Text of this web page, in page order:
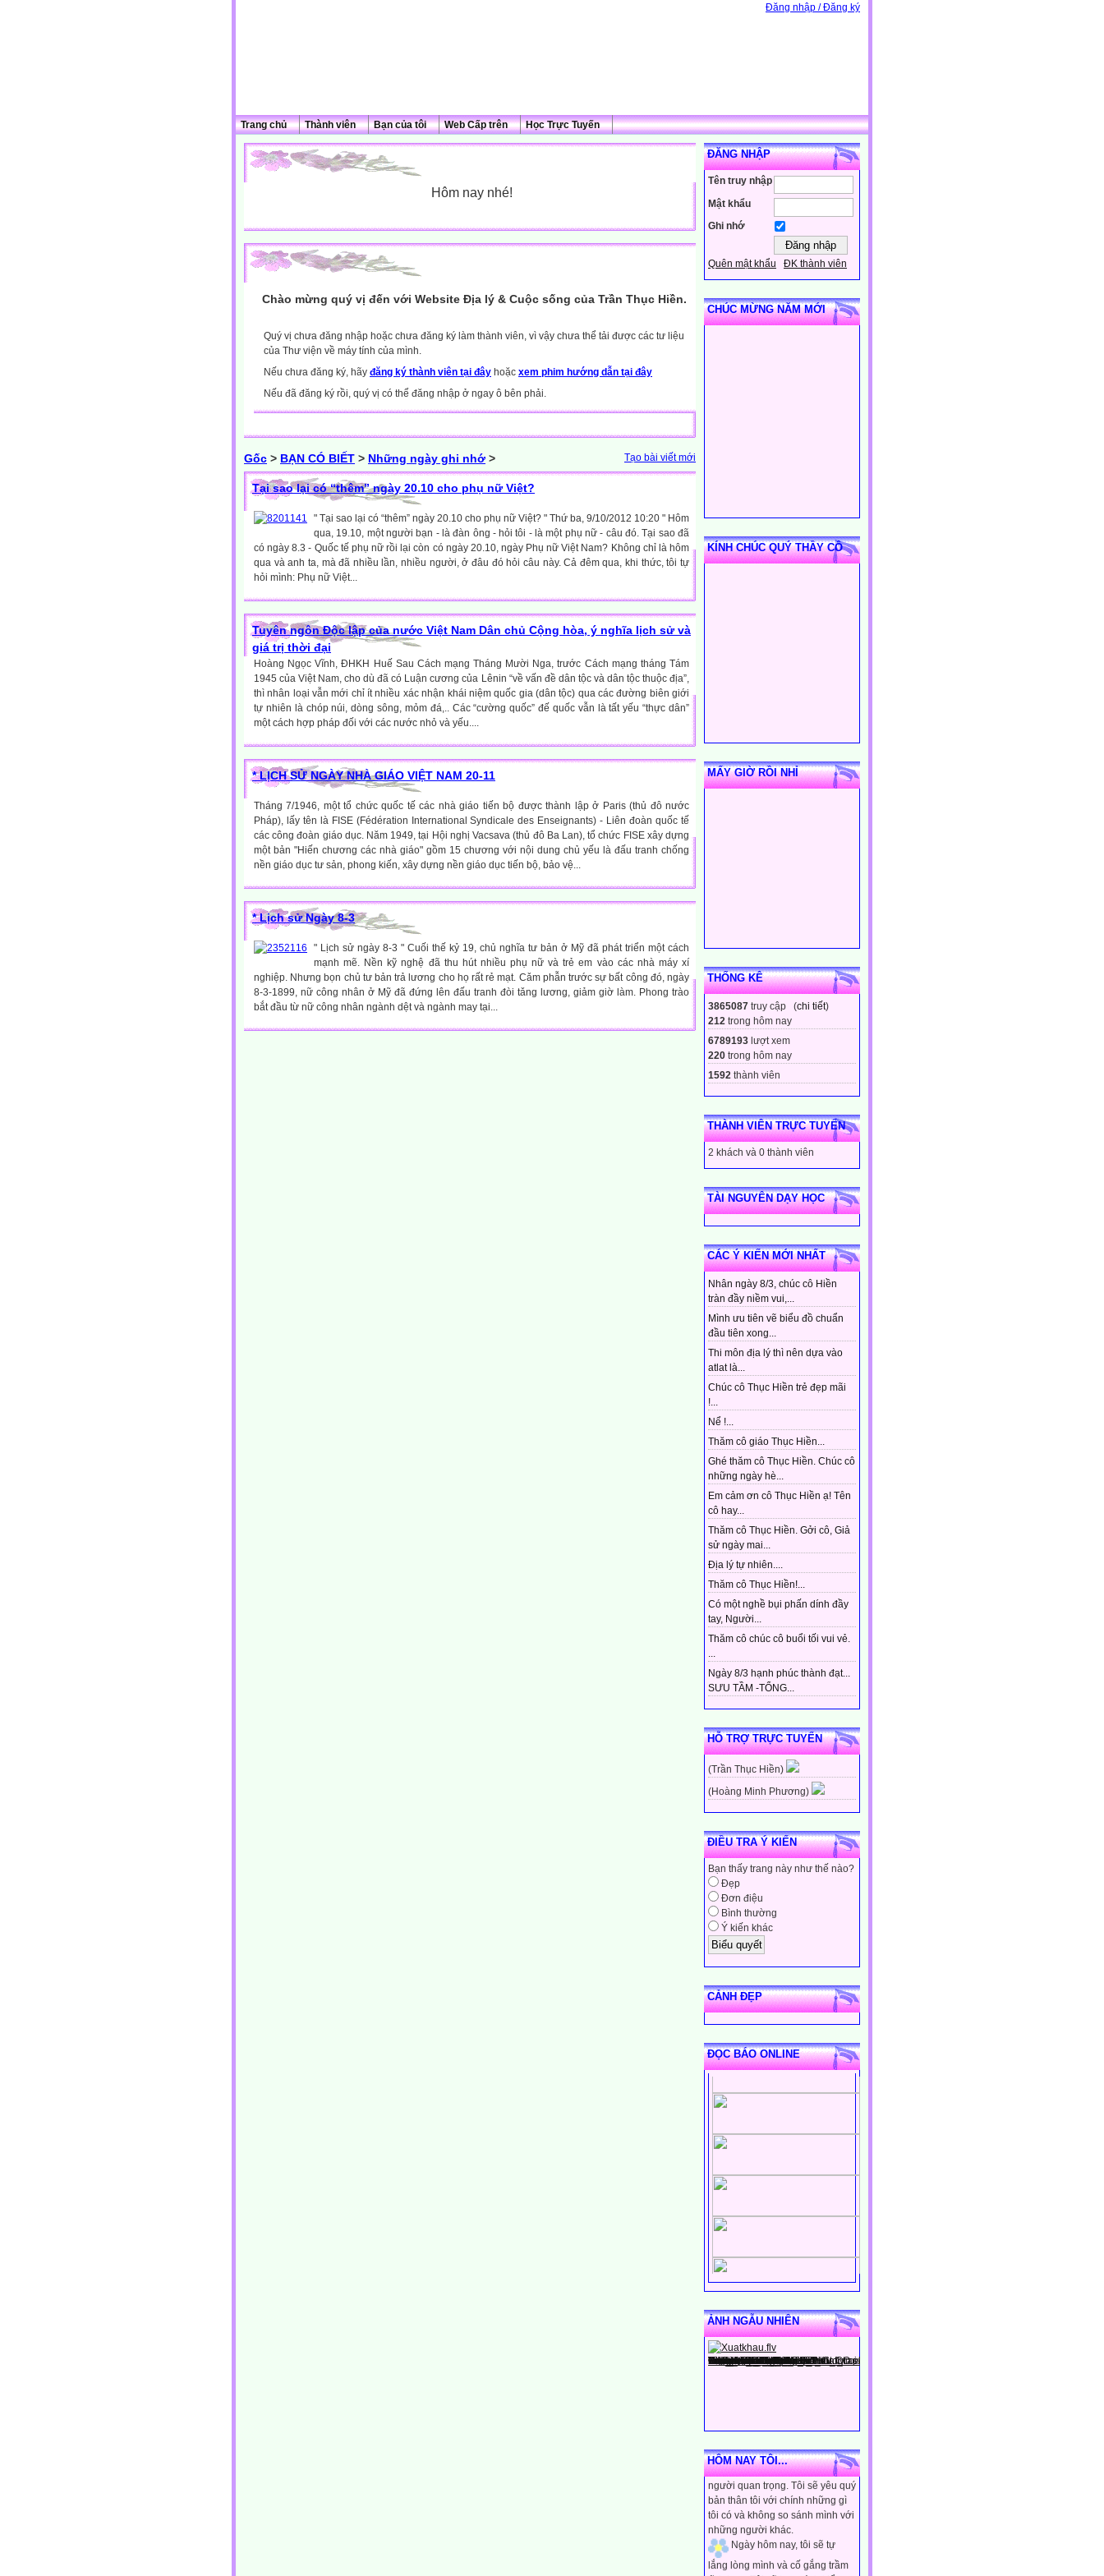
Đăng nhập / Đăng ký
Trang chủ Thành viên Bạn của tôi Web Cấp trên Học Trực Tuyến
ĐĂNG NHẬP
Tên truy nhập
Mật khẩu
Ghi nhớ
Quên mật khẩu ĐK thành viên
CHÚC MỪNG NĂM MỚI
KÍNH CHÚC QUÝ THẦY CÔ
MẤY GIỜ RỒI NHỈ
THỐNG KÊ
3865087 truy cập (chi tiết)
212 trong hôm nay
6789193 lượt xem
220 trong hôm nay
1592 thành viên
THÀNH VIÊN TRỰC TUYẾN
2 khách và 0 thành viên
TÀI NGUYÊN DẠY HỌC
CÁC Ý KIẾN MỚI NHẤT
Nhân ngày 8/3, chúc cô Hiền
tràn đầy niềm vui,...
Mình ưu tiên vẽ biểu đồ chuẩn
đầu tiên xong...
Thi môn địa lý thì nên dựa vào
atlat là...
Chúc cô Thục Hiền trẻ đẹp mãi
!...
Nể !...
Thăm cô giáo Thục Hiền...
Ghé thăm cô Thục Hiền. Chúc cô
những ngày hè...
Em cảm ơn cô Thục Hiền ạ! Tên
cô hay...
Thăm cô Thục Hiền. Gởi cô, Giả
sử ngày mai...
Địa lý tự nhiên....
Thăm cô Thục Hiền!...
Có một nghề bụi phấn dính đầy
tay, Người...
Thăm cô chúc cô buổi tối vui vẻ.
...
Ngày 8/3 hạnh phúc thành đạt...
SƯU TẦM -TỔNG...
HỖ TRỢ TRỰC TUYẾN
(Trần Thục Hiền)
(Hoàng Minh Phương)
ĐIỀU TRA Ý KIẾN
Bạn thấy trang này như thế nào?
Đẹp
Đơn điệu
Bình thường
Ý kiến khác
CẢNH ĐẸP
ĐỌC BÁO ONLINE
ẢNH NGẪU NHIÊN
HÔM NAY TÔI...
rằng mình là người đặc biệt, một
người quan trọng. Tôi sẽ yêu quý
bản thân tôi với chính những gì
tôi có và không so sánh mình với
những người khác.
Ngày hôm nay, tôi sẽ tự
lắng lòng mình và cố gắng trầm
tĩnh hơn. Tôi sẽ học cách kiểm
Hôm nay nhé!
Chào mừng quý vị đến với Website Địa lý & Cuộc sống của Trần Thục Hiền.
Quý vị chưa đăng nhập hoặc chưa đăng ký làm thành viên, vì vậy chưa thể tải được các tư liệu
của Thư viện về máy tính của mình.
Nếu chưa đăng ký, hãy đăng ký thành viên tại đây hoặc xem phim hướng dẫn tại đây
Nếu đã đăng ký rồi, quý vị có thể đăng nhập ở ngay ô bên phải.
Gốc > BẠN CÓ BIẾT > Những ngày ghi nhớ > Tạo bài viết mới
Tại sao lại có “thêm” ngày 20.10 cho phụ nữ Việt?
" Tại sao lại có “thêm” ngày 20.10 cho phụ nữ Việt? " Thứ ba, 9/10/2012 10:20 " Hôm
qua, 19.10, một người bạn - là đàn ông - hỏi tôi - là một phụ nữ - câu đó. Tại sao đã
có ngày 8.3 - Quốc tế phụ nữ rồi lại còn có ngày 20.10, ngày Phụ nữ Việt Nam? Không chỉ là hôm
qua và anh ta, mà đã nhiều lần, nhiều người, ở đâu đó hỏi câu này. Cả đêm qua, khi thức, tôi tự
hỏi mình: Phụ nữ Việt...
Tuyên ngôn Độc lập của nước Việt Nam Dân chủ Cộng hòa, ý nghĩa lịch sử và
giá trị thời đại
Hoàng Ngọc Vĩnh, ĐHKH Huế Sau Cách mạng Tháng Mười Nga, trước Cách mạng tháng Tám
1945 của Việt Nam, cho dù đã có Luận cương của Lênin “về vấn đề dân tộc và dân tộc thuộc địa”,
thì nhân loại vẫn mới chỉ ít nhiều xác nhận khái niệm quốc gia (dân tộc) qua các đường biên giới
tự nhiên là chóp núi, dòng sông, mỏm đá,.. Các “cường quốc” đế quốc vẫn là tất yếu “thực dân”
một cách hợp pháp đối với các nước nhỏ và yếu....
* LỊCH SỬ NGÀY NHÀ GIÁO VIỆT NAM 20-11
Tháng 7/1946, một tổ chức quốc tế các nhà giáo tiến bộ được thành lập ở Paris (thủ đô nước
Pháp), lấy tên là FISE (Fédération International Syndicale des Enseignants) - Liên đoàn quốc tế
các công đoàn giáo dục. Năm 1949, tại Hội nghị Vacsava (thủ đô Ba Lan), tổ chức FISE xây dựng
một bản "Hiến chương các nhà giáo" gồm 15 chương với nội dung chủ yếu là đấu tranh chống
nền giáo dục tư sản, phong kiến, xây dựng nền giáo dục tiến bộ, bảo vệ...
* Lịch sử Ngày 8-3
" Lịch sử ngày 8-3 " Cuối thế kỷ 19, chủ nghĩa tư bản ở Mỹ đã phát triển một cách
mạnh mẽ. Nền kỹ nghệ đã thu hút nhiều phụ nữ và trẻ em vào các nhà máy xí
nghiệp. Nhưng bọn chủ tư bản trả lương cho họ rất rẻ mạt. Cǎm phẫn trước sự bất công đó, ngày
8-3-1899, nữ công nhân ở Mỹ đã đứng lên đấu tranh đòi tǎng lương, giảm giờ làm. Phong trào
bắt đầu từ nữ công nhân ngành dệt và ngành may tại...